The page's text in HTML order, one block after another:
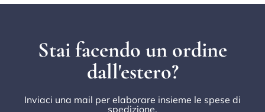
Stai facendo un ordine
dall'estero?
Inviaci una mail per elaborare insieme le spese di
spedizione.